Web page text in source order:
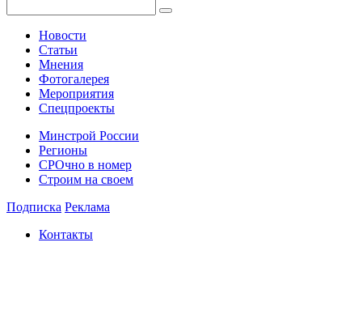
Новости
Статьи
Мнения
Фотогалерея
Мероприятия
Спецпроекты
Минстрой России
Регионы
СРОчно в номер
Строим на своем
Подписка Реклама
Контакты